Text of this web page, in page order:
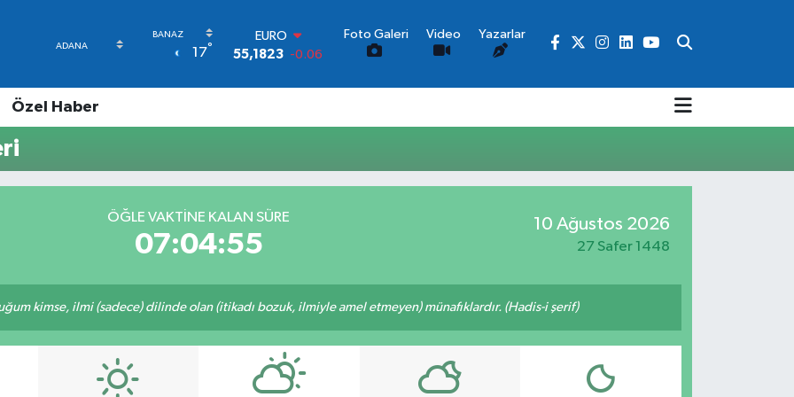
17°
STERLİN
64,4329
-0.02
6664.02 0.05
13.779 -14
DOLAR
EURO
55,1823
Foto Galeri Video Yazarlar
Özel Haber
ÖĞLE VAKTINE KALAN SÜRE
07:04:54
10 Ağustos 2026
27 Safer 1448
kimse, ilmi (sadece) dilinde olan (itikadı bozuk, ilmiyle amel etmeyen) münafıklardır. (Hadis-i şerif)